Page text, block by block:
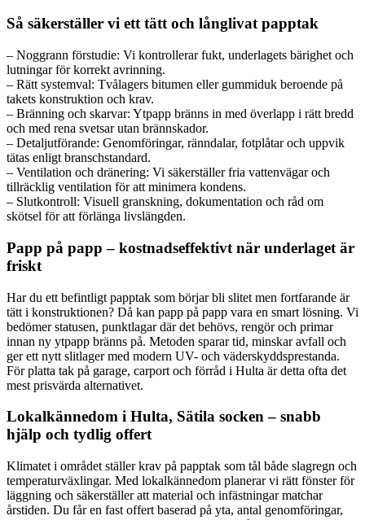
Så säkerställer vi ett tätt och långlivat papptak
– Noggrann förstudie: Vi kontrollerar fukt, underlagets bärighet och
lutningar för korrekt avrinning.
– Rätt systemval: Tvålagers bitumen eller gummiduk beroende på
takets konstruktion och krav.
– Bränning och skarvar: Ytpapp bränns in med överlapp i rätt bredd
och med rena svetsar utan brännskador.
– Detaljutförande: Genomföringar, ränndalar, fotplåtar och uppvik
tätas enligt branschstandard.
– Ventilation och dränering: Vi säkerställer fria vattenvägar och
tillräcklig ventilation för att minimera kondens.
– Slutkontroll: Visuell granskning, dokumentation och råd om
skötsel för att förlänga livslängden.
Papp på papp – kostnadseffektivt när underlaget är
friskt
Har du ett befintligt papptak som börjar bli slitet men fortfarande är
tätt i konstruktionen? Då kan papp på papp vara en smart lösning. Vi
bedömer statusen, punktlagar där det behövs, rengör och primar
innan ny ytpapp bränns på. Metoden sparar tid, minskar avfall och
ger ett nytt slitlager med modern UV- och väderskyddsprestanda.
För platta tak på garage, carport och förråd i Hulta är detta ofta det
mest prisvärda alternativet.
Lokalkännedom i Hulta, Sätila socken – snabb
hjälp och tydlig offert
Klimatet i området ställer krav på papptak som tål både slagregn och
temperaturväxlingar. Med lokalkännedom planerar vi rätt fönster för
läggning och säkerställer att material och infästningar matchar
årstiden. Du får en fast offert baserad på yta, antal genomföringar,